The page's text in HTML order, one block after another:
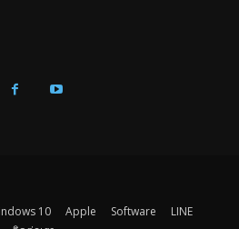
10 Apple Software
LINE